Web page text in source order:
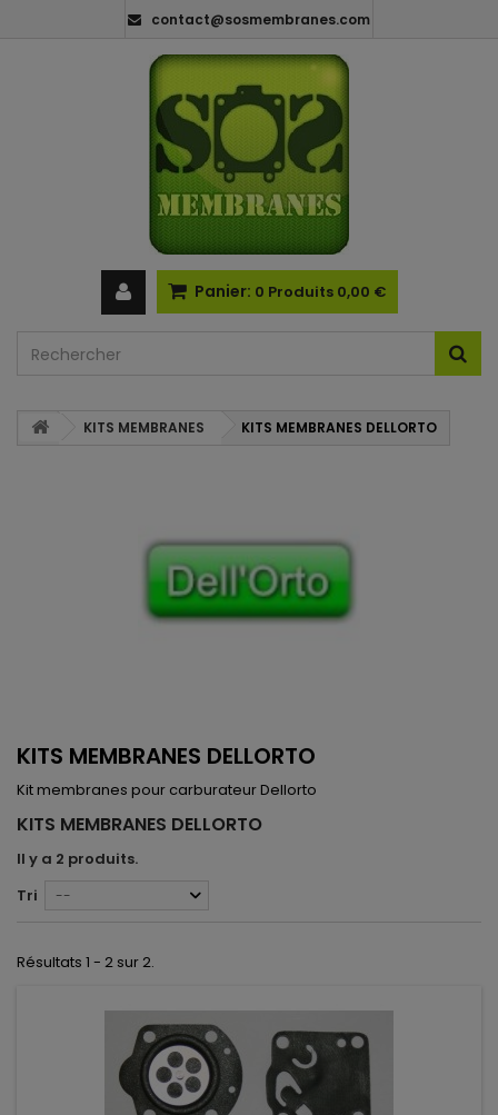
contact@sosmembranes.com
Panier: 0 Produits 0,00 €
KITS MEMBRANES KITS MEMBRANES DELLORTO
KITS MEMBRANES DELLORTO
Kit membranes pour carburateur Dellorto
KITS MEMBRANES DELLORTO
Il y a 2 produits.
Tri
--
Résultats 1 - 2 sur 2.